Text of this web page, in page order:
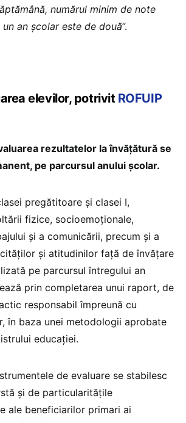
numărul minim de note
an școlar este de două”.
elevilor, potrivit ROFUIP
rezultatelor la învăţătură se
pe parcursul anului şcolar.
pregătitoare și clasei I,
fizice, socioemoţionale,
şi a comunicării, precum şi a
şi atitudinilor faţă de învăţare
pe parcursul întregului an
prin completarea unui raport, de
responsabil împreună cu
în baza unei metodologii aprobate
educaţiei.
de evaluare se stabilesc
şi de particularităţile
ale beneficiarilor primari ai